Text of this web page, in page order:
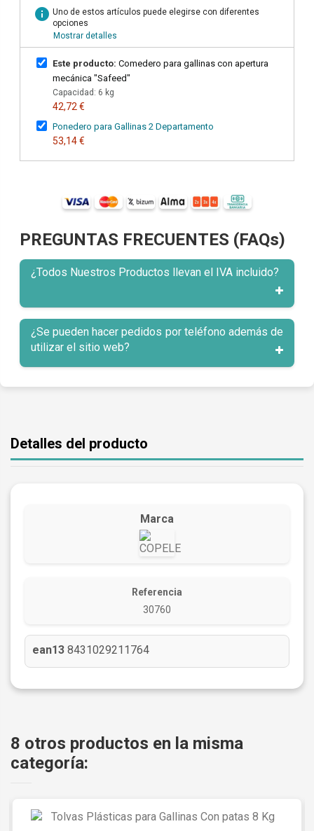
info Uno de estos artículos puede elegirse con diferentes
opciones
Mostrar detalles
Este producto: Comedero para gallinas con apertura
mecánica "Safeed"
Capacidad: 6 kg
42,72 €
Ponedero para Gallinas 2 Departamento
53,14 €
PREGUNTAS FRECUENTES (FAQs)
¿Todos Nuestros Productos llevan el IVA incluido?
¿Se pueden hacer pedidos por teléfono además de
utilizar el sitio web?
Detalles del producto
Marca
Referencia
30760
ean13 8431029211764
8 otros productos en la misma
categoría: